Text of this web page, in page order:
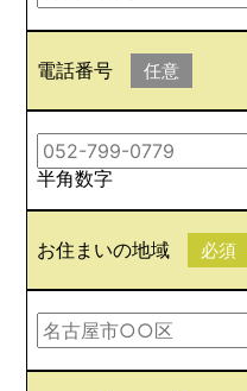
電話番号 任意
半角数字
お住まいの地域 必須